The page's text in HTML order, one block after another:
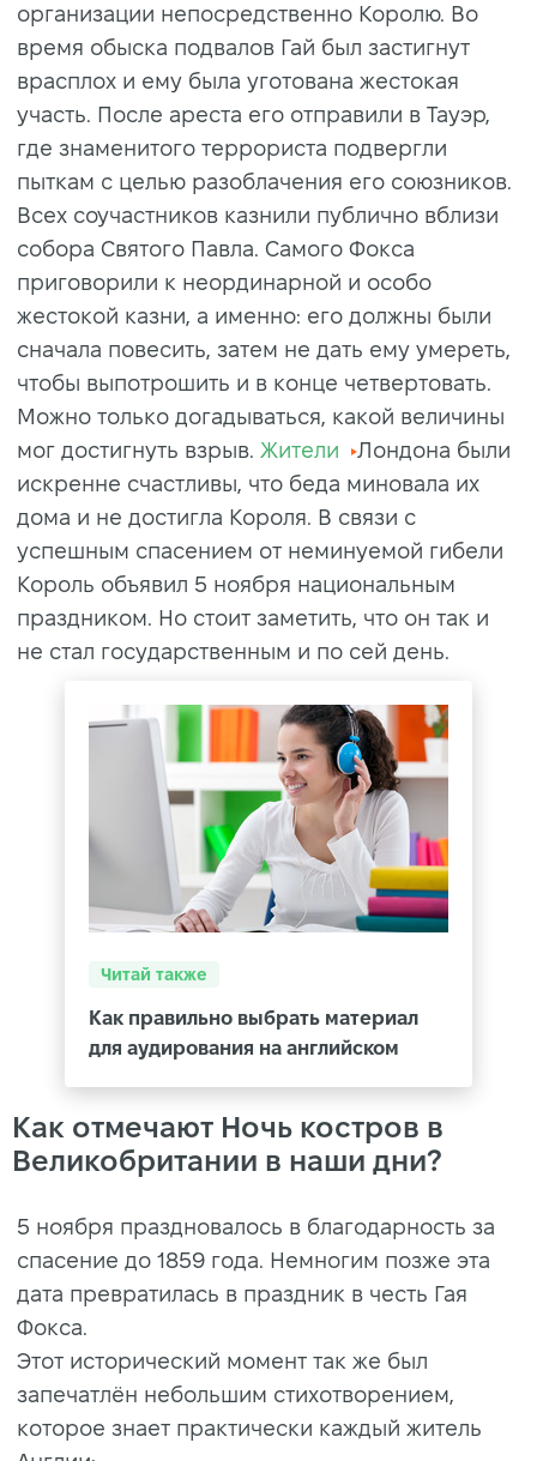
организации непосредственно Королю. Во
время обыска подвалов Гай был застигнут
врасплох и ему была уготована жестокая
участь. После ареста его отправили в Тауэр,
где знаменитого террориста подвергли
пыткам с целью разоблачения его союзников.
Всех соучастников казнили публично вблизи
собора Святого Павла. Самого Фокса
приговорили к неординарной и особо
жестокой казни, а именно: его должны были
сначала повесить, затем не дать ему умереть,
чтобы выпотрошить и в конце четвертовать.
Можно только догадываться, какой величины
мог достигнуть взрыв. Жители
Лондона были
искренне счастливы, что беда миновала их
дома и не достигла Короля. В связи с
успешным спасением от неминуемой гибели
Король объявил 5 ноября национальным
праздником. Но стоит заметить, что он так и
не стал государственным и по сей день.
Читай также
Как правильно выбрать материал
для аудирования на английском
Как отмечают Ночь костров в
Великобритании в наши дни?
5 ноября праздновалось в благодарность за
спасение до 1859 года. Немногим позже эта
дата превратилась в праздник в честь Гая
Фокса.
Этот исторический момент так же был
запечатлён небольшим стихотворением,
которое знает практически каждый житель